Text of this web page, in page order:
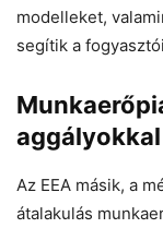
modelleket,
segítik a
aggályokkal
Az EEA másik, a
átalakulás